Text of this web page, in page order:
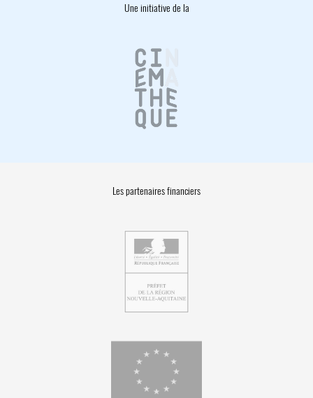
Une initiative de la
Les partenaires financiers